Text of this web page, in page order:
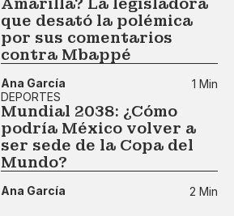
que desató la polémica
por sus comentarios
contra Mbappé
Ana García
1 Min
DEPORTES
Mundial 2038: ¿Cómo
podría México volver a
ser sede de la Copa del
Mundo?
Ana García 2 Min